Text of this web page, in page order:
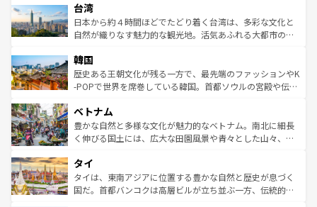
ならではの贅沢な旅のスタイルだ。 なお、新着のアメリカ
情報はコンテンツ一覧を参照してほしい。
れるおもてなしの心で訪れる人々を迎えてくれるハワイの
人々、おいしいローカルフードやハワイアンミュージッ
ク、伝統的なフラダンスなど、すべてがハワイの魅力を彩
ワイを、存分に味わってほしい。 なお、新着のハワイ情報
はコンテンツ一覧を参照してほしい。
リアリーフや大陸中央部にそびえるウルル（エアーズロッ
ク）、タスマニアの美しい原生林やケアンズの熱帯雨林な
ど、見どころがたくさん。また、カフェやワイン、オージ
いる。アクティビティも充実しており、サーフィンやダイ
ビング、ハイキングなど、アウトドア好きにはたまらな
い。オーストラリアの多彩な魅力を存分に味わいつくそ
参照してほしい。
台湾
日本から約４時間ほどでたどり着く台湾は、多彩な文化と
自然が織りなす魅力的な観光地。活気あふれる大都市の台
ン）、静ひつな山岳地帯である台湾東部など、都市の喧騒
と山間の静けさが共存しており、訪れる人に新しい発見と
驚きをもたらしてくれる。また、奥深い台湾の食文化も魅
容にもいいと評判のスイーツなど、バラエティ豊かな料理
が味わえる。 なお、新着の台湾情報は コンテンツ一覧を参
照してほしい。
韓国
歴史ある王朝文化が残る一方で、最先端のファッションやK
-POPで世界を席巻している韓国。首都ソウルの宮殿や伝統
き、地方に足を延ばせば四季折々の自然美を楽しむことが
できる。そして、キムチや焼肉、絶品のストリートフード
まで、さまざまな韓国料理が待っている。夜には、韓国な
リティに包まれながら、韓国の多彩な魅力を心ゆくまで味
わってみてほしい。 なお、新着の韓国情報はコンテンツ一
覧を参照してほしい。
ベトナム
豊かな自然と多様な文化が魅力的なベトナム。南北に細長
く伸びる国土には、広大な田園風景や青々とした山々、世
急速な発展と共に伝統が息づく。ハノイの古い町並みやホ
ーチミン市のフランス統治時代の建物も、独特の雰囲気を
醸し出している。また、バラエティの豊かさとおいしさで
タイ
タイは、東南アジアに位置する豊かな自然と歴史が息づく
国だ。首都バンコクは高層ビルが立ち並ぶ一方、伝統的な